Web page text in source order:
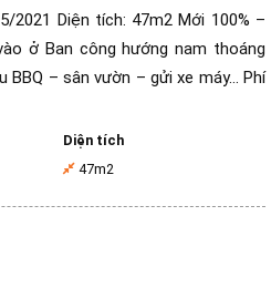
Diện tích: 47m2 Mới 100% –
ở Ban công hướng nam thoáng
BBQ – sân vườn – gửi xe máy… Phí
Diện tích
47m2